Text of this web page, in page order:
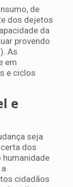
de
dos dejetos
da
provendo
As
em
e ciclos
e
seja
dos
cidadãos